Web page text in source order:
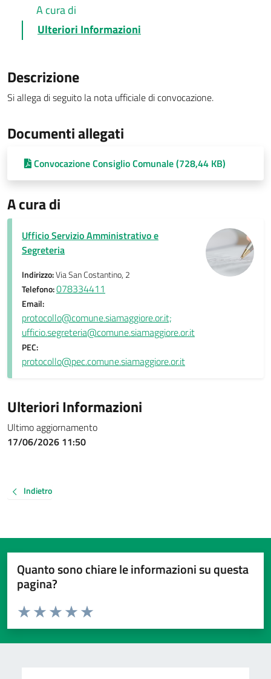
A cura di
Ulteriori Informazioni
Descrizione
Si allega di seguito la nota ufficiale di convocazione.
Documenti allegati
Convocazione Consiglio Comunale (728,44 KB)
A cura di
Ufficio Servizio Amministrativo e
Segreteria
Indirizzo:Via San Costantino, 2
Telefono:078334411
Email:
protocollo@comune.siamaggiore.or.it;
ufficio.segreteria@comune.siamaggiore.or.it
PEC:
protocollo@pec.comune.siamaggiore.or.it
Ulteriori Informazioni
Ultimo aggiornamento
17/06/2026 11:50
Indietro
Quanto sono chiare le informazioni su questa
pagina?
Valuta da 1 a 5 stelle la pagina
Valuta 5 stelle su 5
Valuta 4 stelle su 5
Valuta 3 stelle su 5
Valuta 2 stelle su 5
Valuta 1 stelle su 5